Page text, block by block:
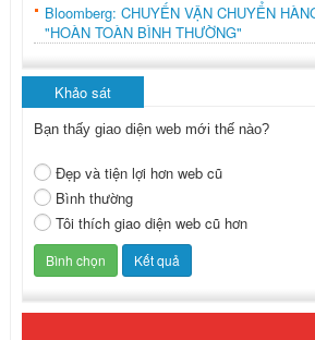
Bloomberg: CHUYẾN VẬN CHUYỂN
"HOÀN TOÀN BÌNH THƯỜNG"
Khảo sát
Bạn thấy giao diện web mới thế nào?
Đẹp và tiện lợi hơn web cũ
Bình thường
Tôi thích giao diện web cũ hơn